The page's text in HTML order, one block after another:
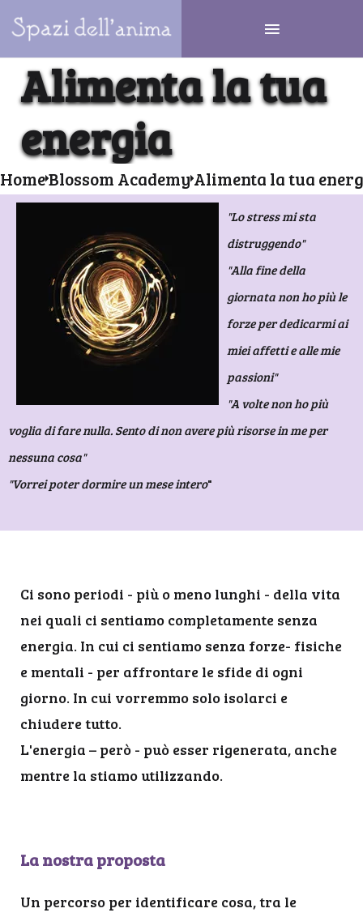
Alimenta la tua
energia
HomeBlossom Academy Alimenta la tua
"Lo stress mi sta
distruggendo"
"Alla fine della
giornata non ho più le
forze per dedicarmi ai
miei affetti e alle mie
passioni"
"A volte non ho più
voglia di fare nulla. Sento di non avere più risorse in me per
nessuna cosa"
"Vorrei poter dormire un mese intero"
Ci sono periodi - più o meno lunghi - della vita
nei quali ci sentiamo completamente senza
energia. In cui ci sentiamo senza forze- fisiche
e mentali - per affrontare le sfide di ogni
giorno. In cui vorremmo solo isolarci e
chiudere tutto.
L'energia – però - può esser rigenerata, anche
mentre la stiamo utilizzando.
La nostra proposta
Un percorso per identificare cosa, tra le